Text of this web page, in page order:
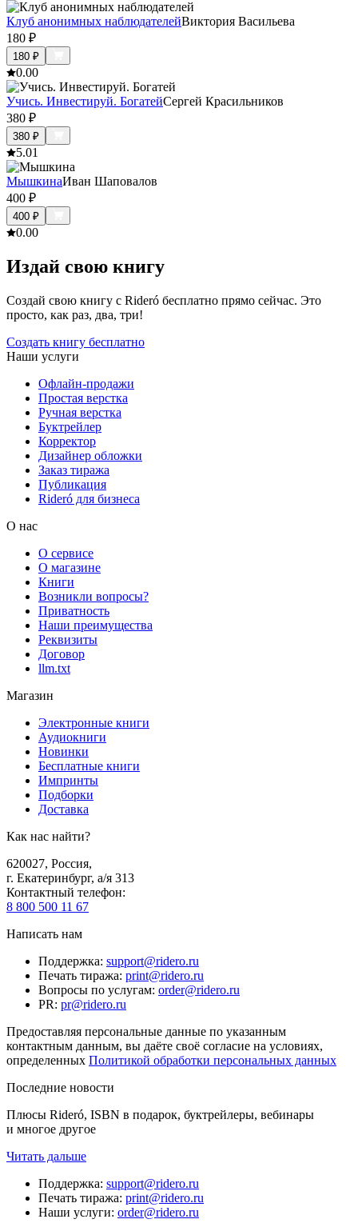
Клуб анонимных наблюдателейВиктория Васильева
180 ₽
180 ₽
0.00
Учись. Инвестируй. БогатейСергей Красильников
380 ₽
380 ₽
5.01
МышкинаИван Шаповалов
400 ₽
400 ₽
0.00
Издай свою книгу
Создай свою книгу с Rideró бесплатно прямо сейчас. Это
просто, как раз, два, три!
Создать книгу бесплатно
Наши услуги
Офлайн-продажи
Простая верстка
Ручная верстка
Буктрейлер
Корректор
Дизайнер обложки
Заказ тиража
Публикация
Rideró для бизнеса
О нас
О сервисе
О магазине
Книги
Возникли вопросы?
Приватность
Наши преимущества
Реквизиты
Договор
llm.txt
Магазин
Электронные книги
Аудиокниги
Новинки
Бесплатные книги
Импринты
Подборки
Доставка
Как нас найти?
620027, Россия,
г. Екатеринбург, а/я 313
Контактный телефон:
8 800 500 11 67
Написать нам
Поддержка: support@ridero.ru
Печать тиража: print@ridero.ru
Вопросы по услугам: order@ridero.ru
PR: pr@ridero.ru
Предоставляя персональные данные по указанным
контактным данным, вы даёте своё согласие на условиях,
определенных Политикой обработки персональных данных
Последние новости
Плюсы Rideró, ISBN в подарок, буктрейлеры, вебинары
и многое другое
Читать дальше
Поддержка: support@ridero.ru
Печать тиража: print@ridero.ru
Наши услуги: order@ridero.ru